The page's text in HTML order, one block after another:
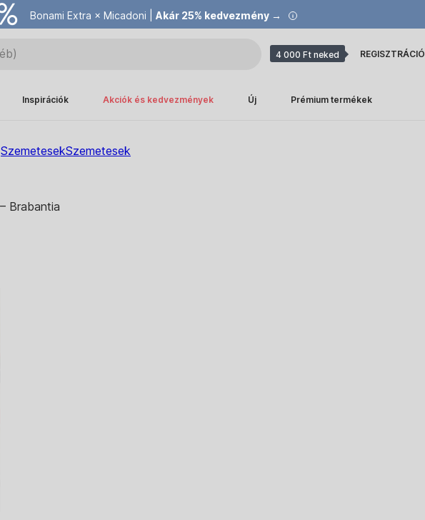
Bonami Extra × Micadoni | Akár 25% kedvezmény →
4 000 Ft neked REGISZTRÁCIÓ
Inspirációk Akciók és kedvezmények Új Prémium termékek
SzemetesekSzemetesek